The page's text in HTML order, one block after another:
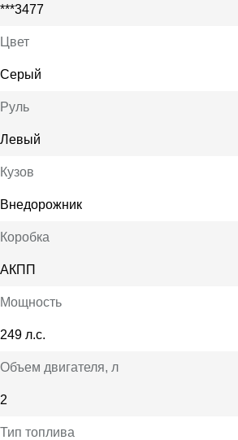
***3477
Цвет
Серый
Руль
Левый
Кузов
Внедорожник
Коробка
АКПП
Мощность
249 л.с.
Объем двигателя, л
2
Тип топлива